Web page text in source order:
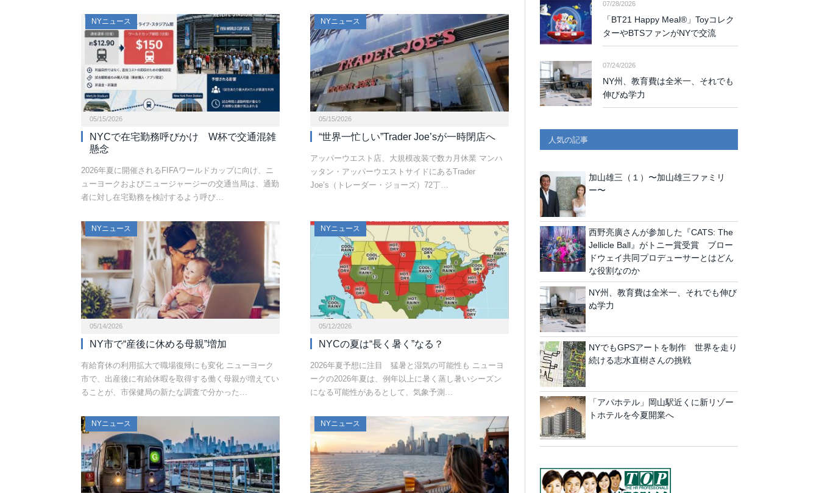
NYニュース
05/15/2026
NYCで在宅勤務呼びかけ W杯で交通混雑
懸念
2026年夏に開催されるFIFAワールドカップに向け、ニ
ューヨークおよびニュージャージーの交通当局は、通勤
者に対し在宅勤務を検討するよう呼び…
NYニュース
05/15/2026
“世界一忙しい”Trader Joe’sが一時閉店へ
アッパーウエスト店、大規模改装で数カ月休業 マンハ
ッタン・アッパーウエストサイドにあるTrader
Joe’s（トレーダー・ジョーズ）72丁…
NYニュース
05/14/2026
NY市で“産後に休める母親”増加
有給育休の利用拡大で職場復帰にも変化 ニューヨーク
市で、出産後に有給休暇を取得する働く母親が増えてい
ることが、市保健局の新たな調査で分かった…
NYニュース
05/12/2026
NYCの夏は“長く暑く”なる？
2026年夏予想に注目 猛暑と湿気の可能性も ニューヨ
ークの2026年夏は、例年以上に暑く蒸し暑いシーズン
になる可能性があるとして、気象予測…
NYニュース NYニュース
07/28/2026
「BT21 Happy Meal®」Toyコレク
ターやBTSファンがNYで交流
07/24/2026
NY州、教育費は全米一、それでも
伸びぬ学力
人気の記事
加山雄三（１）〜加山雄三ファミリ
ー〜
西野亮廣さんが参加した『CATS: The
Jellicle Ball』がトニー賞受賞 ブロー
ドウェイ共同プロデューサーとはどん
な役割なのか
NY州、教育費は全米一、それでも伸び
ぬ学力
NYでもGPSアートを制作 世界を走り
続ける志水直樹さんの挑戦
「アパホテル」岡山駅近くに新リゾー
トホテルを今夏開業へ